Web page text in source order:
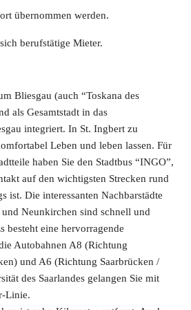
übernommen werden.
berufstätige Mieter.
Bliesgau (auch “Toskana des
als Gesamtstadt in das
integriert. In St. Ingbert zu
Leben und leben lassen. Für
haben Sie den Stadtbus “INGO”,
auf den wichtigsten Strecken rund
ist. Die interessanten Nachbarstädte
Neunkirchen sind schnell und
besteht eine hervorragende
Autobahnen A8 (Richtung
und A6 (Richtung Saarbrücken /
des Saarlandes gelangen Sie mit
Linie.